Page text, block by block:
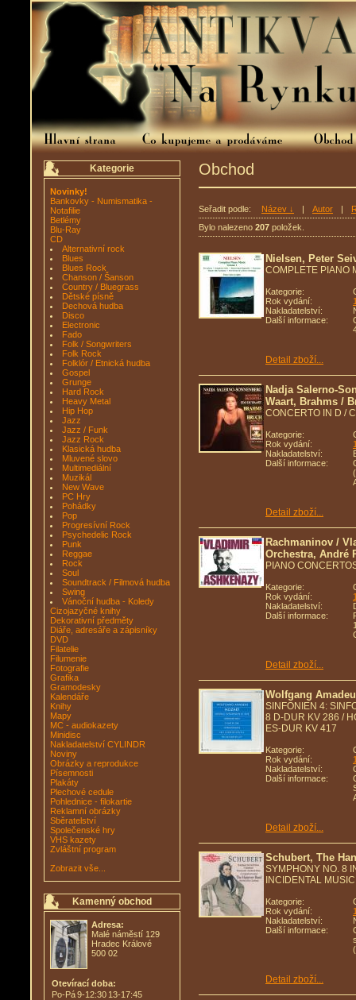
Kategorie
Novinky!
Bankovky - Numismatika -
Notafilie
Betlémy
Blu-Ray
CD
Alternativní rock
Blues
Blues Rock
Chanson / Šanson
Country / Bluegrass
Dětské písně
Dechová hudba
Disco
Electronic
Fado
Folk / Songwriters
Folk Rock
Folklór / Etnická hudba
Gospel
Grunge
Hard Rock
Heavy Metal
Hip Hop
Jazz
Jazz / Funk
Jazz Rock
Klasická hudba
Mluvené slovo
Multimediální
Muzikál
New Wave
PC Hry
Pohádky
Pop
Progresívní Rock
Psychedelic Rock
Punk
Reggae
Rock
Soul
Soundtrack / Filmová hudba
Swing
Vánoční hudba - Koledy
Cizojazyčné knihy
Dekorativní předměty
Diáře, adresáře a zápisníky
DVD
Filatelie
Filumenie
Fotografie
Grafika
Gramodesky
Kalendáře
Knihy
Mapy
MC - audiokazety
Minidisc
Nakladatelství CYLINDR
Noviny
Obrázky a reprodukce
Písemnosti
Plakáty
Plechové cedule
Pohlednice - filokartie
Reklamní obrázky
Sběratelství
Společenské hry
VHS kazety
Zvláštní program
Zobrazit vše...
Kamenný obchod
Adresa:
Malé náměstí 129
Hradec Králové
500 02
Otevírací doba:
Po-Pá9-12:30 13-17:45
Obchod
Seřadit podle: Název ↓ | Autor |
Bylo nalezeno 207 položek.
Nielsen, Peter
COMPLETE PIANO
Kategorie:
Rok vydání:
Nakladatelství:
Další informace:
Detail zboží...
Nadja Salerno-
Waart, Brahms /
CONCERTO IN D /
Kategorie:
Rok vydání:
Nakladatelství:
Další informace:
Detail zboží...
Rachmaninov /
Orchestra, André
PIANO
Kategorie:
Rok vydání:
Nakladatelství:
Další informace:
Detail zboží...
Wolfgang
SINFONIEN 4:
8 D-DUR KV 286 /
ES-DUR KV 417
Kategorie:
Rok vydání:
Nakladatelství:
Další informace:
Detail zboží...
Schubert, The
SYMPHONY NO. 8
INCIDENTAL
Kategorie:
Rok vydání:
Nakladatelství:
Další informace:
Detail zboží...